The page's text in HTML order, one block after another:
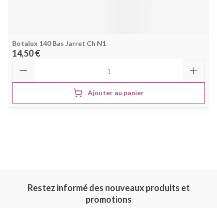
Botalux 140 Bas Jarret Ch N1
14,50 €
Ajouter au panier
Restez informé des nouveaux produits et
promotions